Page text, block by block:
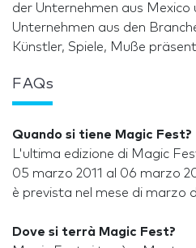
der Unternehmen aus
Unternehmen aus den
Künstler, Spiele, Muße
FAQs
Quando si tiene Magic Fest?
L'ultima edizione di Magic
05 marzo 2011 al 06 marzo
è prevista nel mese di marzo
Dove si terrà Magic Fest?